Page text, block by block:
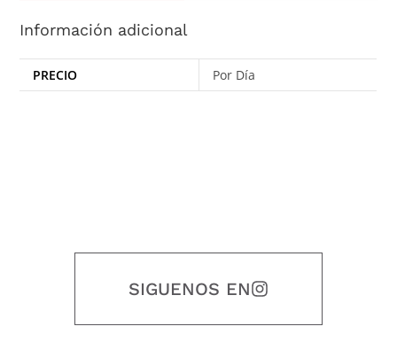
Información adicional
PRECIO Por Día
SIGUENOS EN